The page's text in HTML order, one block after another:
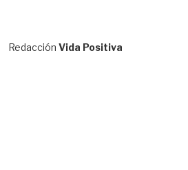
Redacción Vida Positiva